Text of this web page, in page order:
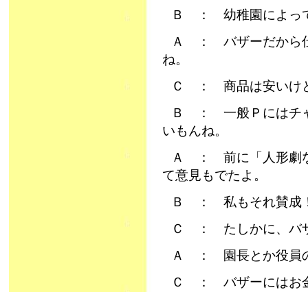
Ｂ ： 幼稚園によっ
Ａ ： バザーだから
ね。
Ｃ ： 商品は安いけ
Ｂ ： 一般Ｐにはチ
いもんね。
Ａ ： 前に「人形劇
て意見もでたよ。
Ｂ ： 私もそれ賛成
Ｃ ： たしかに、バ
Ａ ： 園長とか役員
Ｃ ： バザーにはお